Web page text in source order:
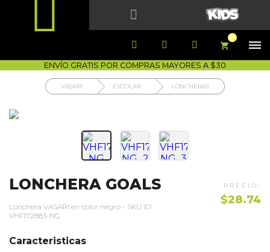
 
   
1700-VASARI (827274)
COMO COMPRAR DEVOLUCIÓN SIN COSTO
ENVÍO GRATIS POR COMPRAS MAYORES A $30
VASARI ESCOLAR LONCHERAS
LONCHERA GOALS
$28.74
Lonchera VASARI en color negro - SKU ID:
VHF172883-NG
Caracteristicas